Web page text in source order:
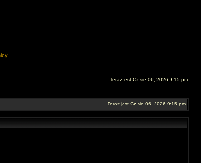
Teraz jest Cz sie 06, 2026 9:15 pm
Teraz jest Cz sie 06, 2026 9:15 pm